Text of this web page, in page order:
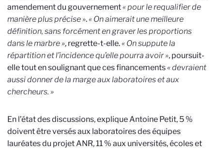
amendement du gouvernement« pour le requalifier de
manière plus précise ».« On aimerait une meilleure
définition, sans forcément en graver les proportions
dans le marbre », regrette-t-elle.« On suppute la
répartition et l’incidence qu’elle pourra avoir », poursuit-
elle tout en soulignant que ces financements« devraient
aussi donner de la marge aux laboratoires et aux
chercheurs. »
En l’état des discussions, explique Antoine Petit, 5 %
doivent être versés aux laboratoires des équipes
lauréates du projet ANR, 11 % aux universités, écoles et